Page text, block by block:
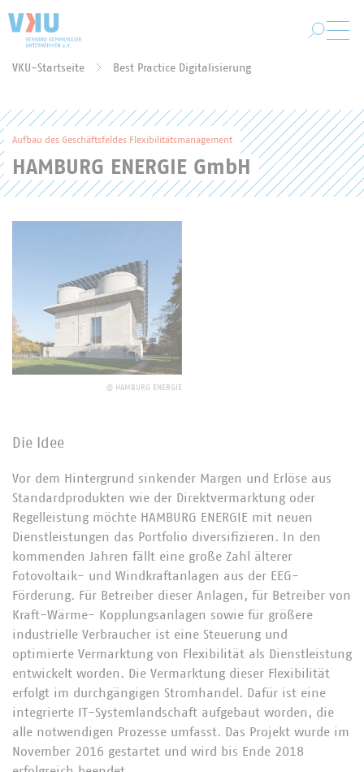
VKU-Startseite Best Practice Digitalisierung
Aufbau des Geschäftsfeldes Flexibilitätsmanagement
HAMBURG ENERGIE GmbH
© HAMBURG ENERGIE
Die Idee
Vor dem Hintergrund sinkender Margen und Erlöse aus
Standardprodukten wie der Direktvermarktung oder
Regelleistung möchte HAMBURG ENERGIE mit neuen
Dienstleistungen das Portfolio diversifizieren. In den
kommenden Jahren fällt eine große Zahl älterer
Fotovoltaik- und Windkraftanlagen aus der EEG-
Förderung. Für Betreiber dieser Anlagen, für Betreiber von
Kraft-Wärme- Kopplungsanlagen sowie für größere
industrielle Verbraucher ist eine Steuerung und
optimierte Vermarktung von Flexibilität als Dienstleistung
entwickelt worden. Die Vermarktung dieser Flexibilität
erfolgt im durchgängigen Stromhandel. Dafür ist eine
integrierte IT-Systemlandschaft aufgebaut worden, die
alle notwendigen Prozesse umfasst. Das Projekt wurde im
November 2016 gestartet und wird bis Ende 2018